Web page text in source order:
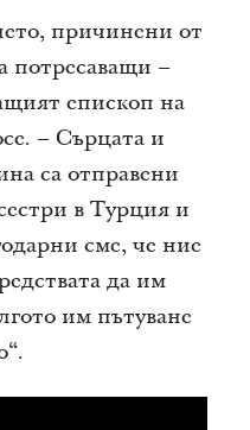
причинени от
потресаващи –
епископ на
– Сърцата и
са отправени
в Турция и
сме, че ние
да им
им пътуване